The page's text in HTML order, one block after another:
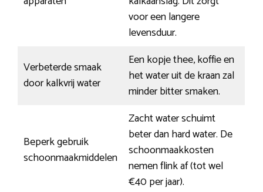
voor een langere
levensduur.
Verbeterde smaak
door kalkvrij water
Een kopje thee, koffie en
het water uit de kraan zal
minder bitter smaken.
Beperk gebruik
schoonmaakmiddelen
Zacht water schuimt
beter dan hard water. De
schoonmaakkosten
nemen flink af (tot wel
€40 per jaar).